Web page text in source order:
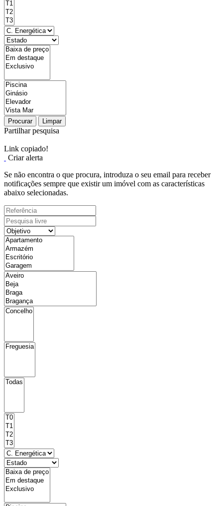
Procurar Limpar
Partilhar pesquisa
Link copiado!
Criar alerta
Se não encontra o que procura, introduza o seu email para receber
notificações sempre que existir um imóvel com as características
abaixo selecionadas.